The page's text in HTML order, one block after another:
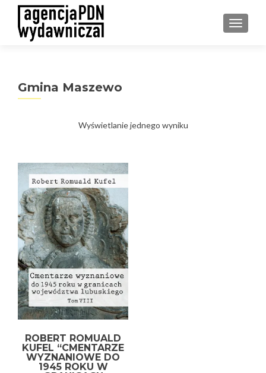
Gmina Maszewo
Wyświetlanie jednego wyniku
ROBERT ROMUALD
KUFEL “CMENTARZE
WYZNANIOWE DO
1945 ROKU W